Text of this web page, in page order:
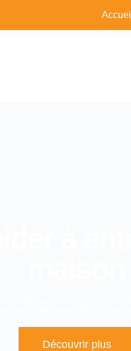
Accueil
Découvrir plus